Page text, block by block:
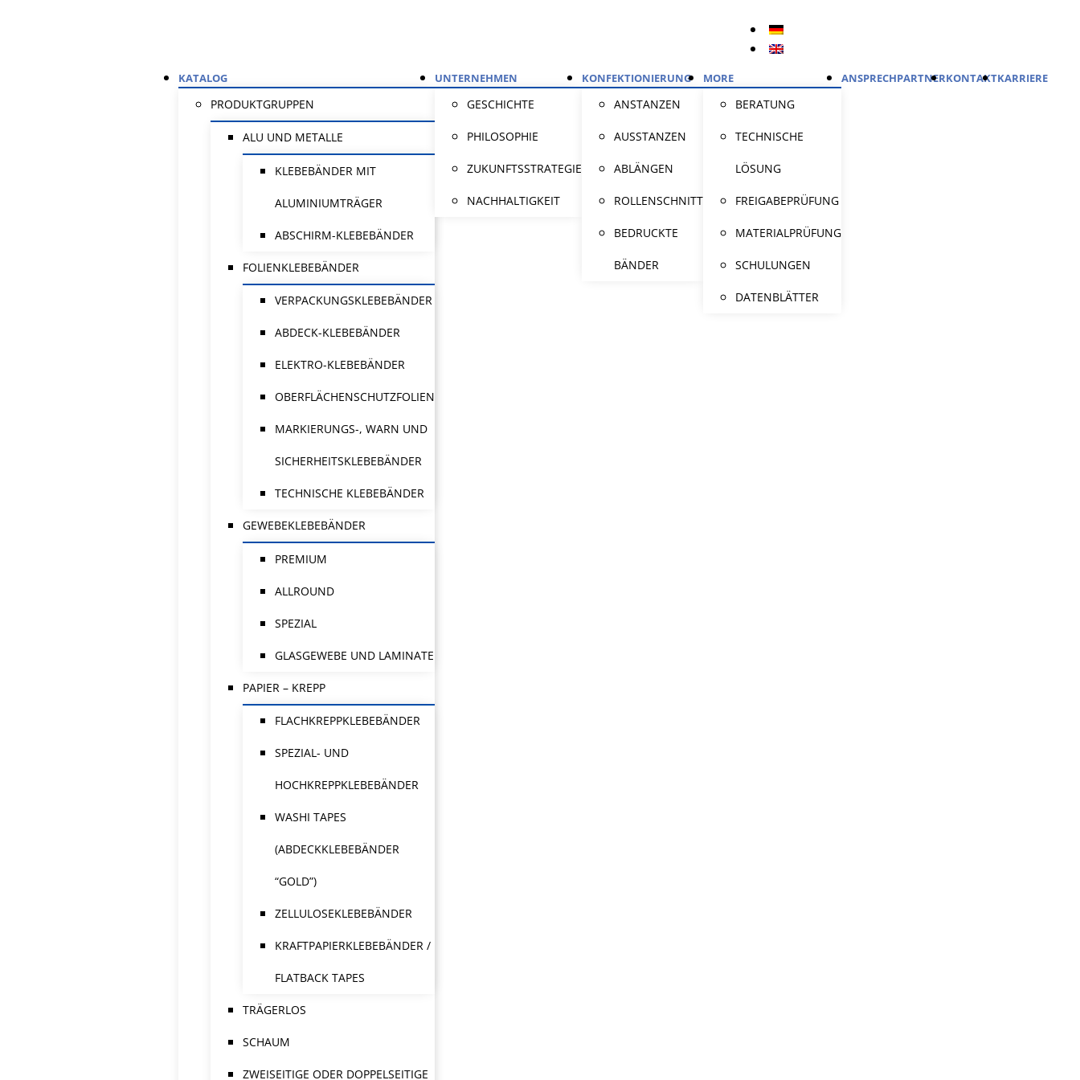
KATALOG
PRODUKTGRUPPEN
ALU UND METALLE
KLEBEBÄNDER MIT
ALUMINIUMTRÄGER
ABSCHIRM-KLEBEBÄNDER
FOLIENKLEBEBÄNDER
VERPACKUNGSKLEBEBÄNDER
ABDECK-KLEBEBÄNDER
ELEKTRO-KLEBEBÄNDER
OBERFLÄCHENSCHUTZFOLIEN
MARKIERUNGS-, WARN UND
SICHERHEITSKLEBEBÄNDER
TECHNISCHE KLEBEBÄNDER
GEWEBEKLEBEBÄNDER
PREMIUM
ALLROUND
SPEZIAL
GLASGEWEBE UND LAMINATE
PAPIER – KREPP
FLACHKREPPKLEBEBÄNDER
SPEZIAL- UND
HOCHKREPPKLEBEBÄNDER
WASHI TAPES
(ABDECKKLEBEBÄNDER
“GOLD”)
ZELLULOSEKLEBEBÄNDER
KRAFTPAPIERKLEBEBÄNDER /
FLATBACK TAPES
TRÄGERLOS
SCHAUM
ZWEISEITIGE ODER DOPPELSEITIGE
UNTERNEHMEN
GESCHICHTE
PHILOSOPHIE
ZUKUNFTSSTRATEGIE
NACHHALTIGKEIT
KONFEKTIONIERUNG
ANSTANZEN
AUSSTANZEN
ABLÄNGEN
ROLLENSCHNITT
BEDRUCKTE
BÄNDER
MORE
BERATUNG
TECHNISCHE
LÖSUNG
FREIGABEPRÜFUNG
MATERIALPRÜFUNG
SCHULUNGEN
DATENBLÄTTER
ANSPRECHPARTNERKONTAKTKARRIERE